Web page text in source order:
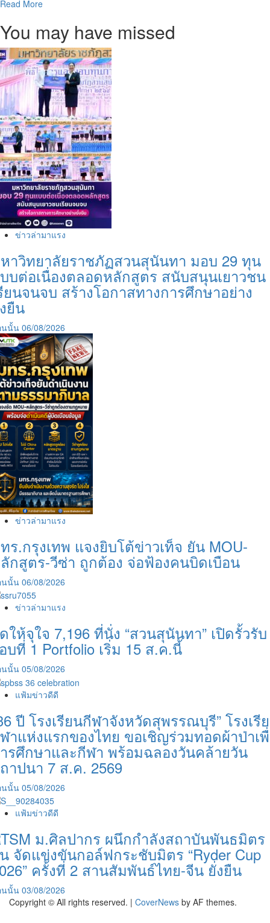
Read MoreRead
about
ป.เอก
ม.ศิลปากร
จัด
แรลลี่
ออก
จาก
วัง
ไป
ตั้ง
แคม
ป์
สา
ยมู…
ห้าม
พลาด
5-
6
You may have missed
ข่าวล่ามาแรง
าวิทยาลัยราชภัฏสวนสุนันทา มอบ 29 ทุน
บต่อเนื่องตลอดหลักสูตร สนับสนุนเยาวชน
ยนจนจบ สร้างโอกาสทางการศึกษาอย่าง
ยืน
นนั้น 06/08/2026
ข่าวล่ามาแรง
ร.กรุงเทพ แจงยิบโต้ข่าวเท็จ ยัน MOU-
กสูตร-วีซ่า ถูกต้อง จ่อฟ้องคนบิดเบือน
นนั้น 06/08/2026
ข่าวล่ามาแรง
ให้จุใจ 7,196 ที่นั่ง “สวนสุนันทา” เปิดรั้วรับ
บที่ 1 Portfolio เริ่ม 15 ส.ค.นี้
นนั้น 05/08/2026
แฟ้มข่าวดีดี
ปี โรงเรียนกีฬาจังหวัดสุพรรณบุรี” โรงเรี
าแห่งแรกของไทย ขอเชิญร่วมทอดผ้าป่าเ
รศึกษาและกีฬา พร้อมฉลองวันคล้ายวัน
าปนา 7 ส.ค. 2569
นนั้น 05/08/2026
แฟ้มข่าวดีดี
ม.ศิลปากร ผนึกกำลังสถาบันพันธมิตร
จัดแข่งขันกอล์ฟกระชับมิตร “Ryder Cup
ครั้งที่ 2 สานสัมพันธ์ไทย-จีน ยั่งยืน
นนั้น 03/08/2026
Copyright © All rights reserved. | CoverNews by AF themes.